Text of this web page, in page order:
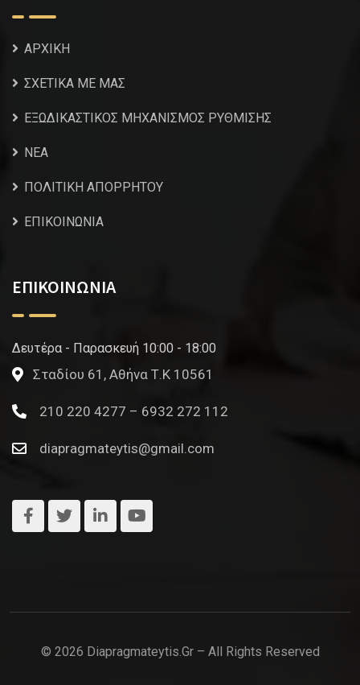
ΑΡΧΙΚΗ
ΣΧΕΤΙΚΑ ΜΕ ΜΑΣ
ΕΞΩΔΙΚΑΣΤΙΚΟΣ ΜΗΧΑΝΙΣΜΟΣ ΡΥΘΜΙΣΗΣ
NEA
ΠΟΛΙΤΙΚΗ ΑΠΟΡΡΗΤΟΥ
ΕΠΙΚΟΙΝΩΝΙΑ
ΕΠΙΚΟΙΝΩΝΙΑ
Δευτέρα - Παρασκευή 10:00 - 18:00
Σταδίου 61, Αθήνα Τ.Κ 10561
210 220 4277 – 6932 272 112
diapragmateytis@gmail.com
© 2026 Diapragmateytis.gr – All Rights Reserved